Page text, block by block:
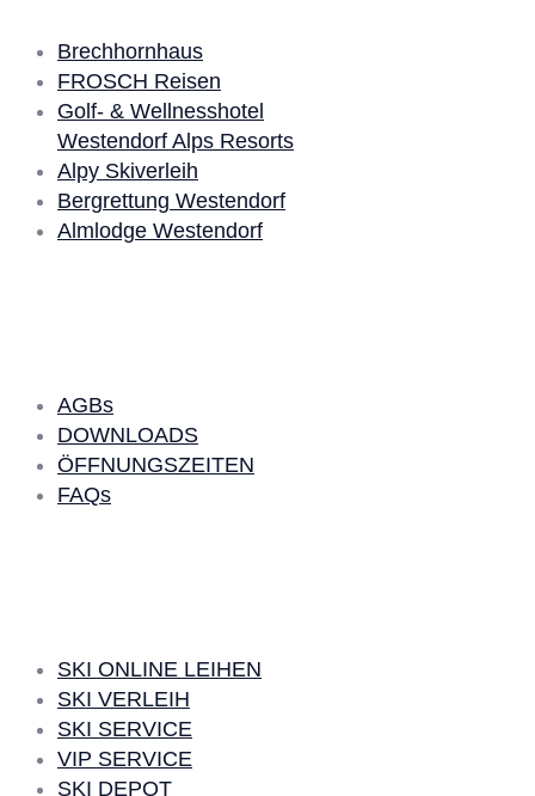
Brechhornhaus
FROSCH Reisen
Golf- & Wellnesshotel
Westendorf Alps Resorts
Alpy Skiverleih
Bergrettung Westendorf
Almlodge Westendorf
AGBs
DOWNLOADS
ÖFFNUNGSZEITEN
FAQs
SKI ONLINE LEIHEN
SKI VERLEIH
SKI SERVICE
VIP SERVICE
SKI DEPOT